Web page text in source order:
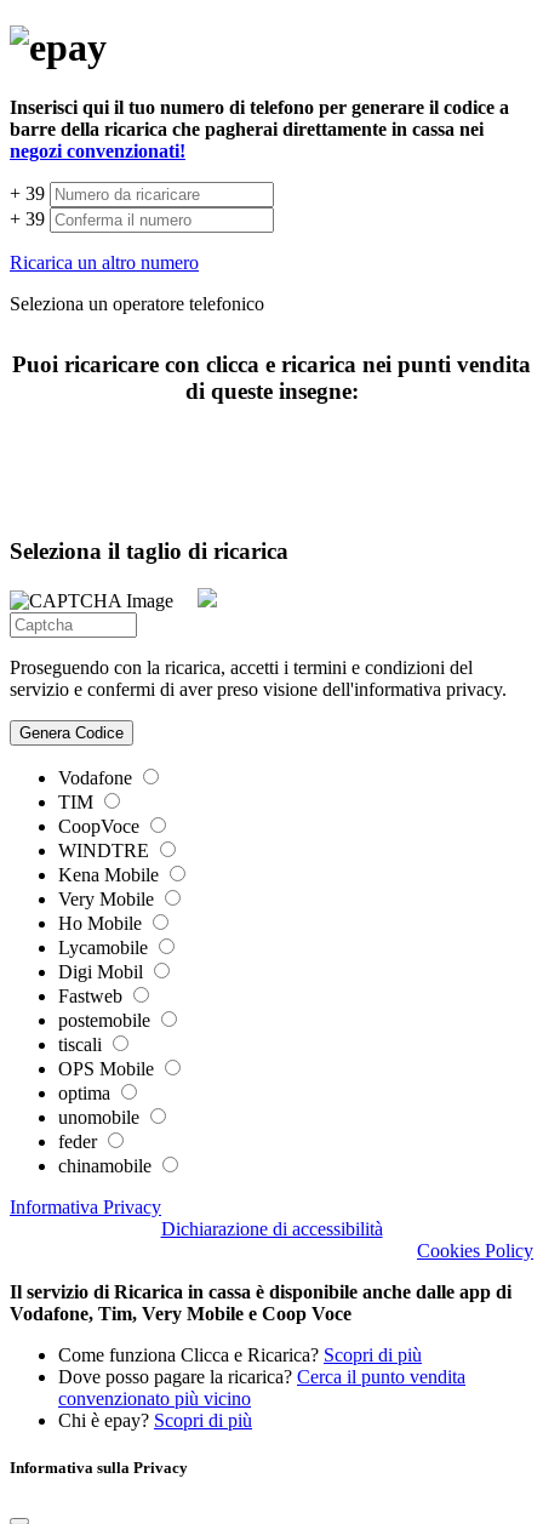
Inserisci qui il tuo numero di telefono per generare il codice a
barre della ricarica che pagherai direttamente in cassa nei
negozi convenzionati!
+ 39
+ 39
Ricarica un altro numero
Seleziona un operatore telefonico
Puoi ricaricare con clicca e ricarica nei punti vendita
di queste insegne:
Seleziona il taglio di ricarica
Proseguendo con la ricarica, accetti i termini e condizioni del
servizio e confermi di aver preso visione dell'informativa privacy.
Genera Codice
Vodafone
TIM
CoopVoce
WINDTRE
Kena Mobile
Very Mobile
Ho Mobile
Lycamobile
Digi Mobil
Fastweb
postemobile
tiscali
OPS Mobile
optima
unomobile
feder
chinamobile
Informativa Privacy
Dichiarazione di accessibilità
Cookies Policy
Il servizio di Ricarica in cassa è disponibile anche dalle app di
Vodafone, Tim, Very Mobile e Coop Voce
Come funziona Clicca e Ricarica? Scopri di più
Dove posso pagare la ricarica? Cerca il punto vendita
convenzionato più vicino
Chi è epay? Scopri di più
Informativa sulla Privacy